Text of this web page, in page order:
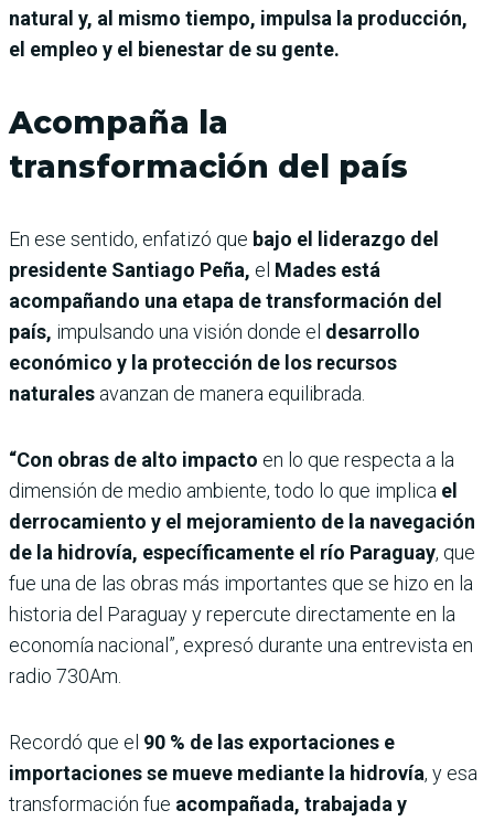
natural y, al mismo tiempo, impulsa la producción,
el empleo y el bienestar de su gente.
Acompaña la
transformación del país
En ese sentido, enfatizó que bajo el liderazgo del
presidente Santiago Peña, el Mades está
acompañando una etapa de transformación del
país, impulsando una visión donde el desarrollo
económico y la protección de los recursos
naturales avanzan de manera equilibrada.
“Con obras de alto impacto en lo que respecta a la
dimensión de medio ambiente, todo lo que implica el
derrocamiento y el mejoramiento de la navegación
de la hidrovía, específicamente el río Paraguay, que
fue una de las obras más importantes que se hizo en la
historia del Paraguay y repercute directamente en la
economía nacional”, expresó durante una entrevista en
radio 730Am.
Recordó que el 90 % de las exportaciones e
importaciones se mueve mediante la hidrovía, y esa
transformación fue acompañada, trabajada y